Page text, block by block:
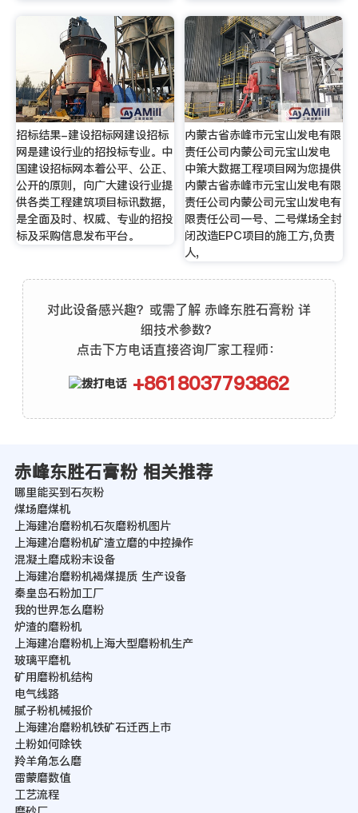
招标结果-建设招标网建设招标
网是建设行业的招投标专业。中
国建设招标网本着公平、公正、
公开的原则，向广大建设行业提
供各类工程建筑项目标讯数据，
是全面及时、权威、专业的招投
标及采购信息发布平台。
内蒙古省赤峰市元宝山发电有限
责任公司内蒙公司元宝山发电
中策大数据工程项目网为您提供
内蒙古省赤峰市元宝山发电有限
责任公司内蒙公司元宝山发电有
限责任公司一号、二号煤场全封
闭改造EPC项目的施工方,负责
人,
对此设备感兴趣？或需了解 赤峰东胜石膏粉 详
细技术参数？
点击下方电话直接咨询厂家工程师：
+8618037793862
赤峰东胜石膏粉 相关推荐
哪里能买到石灰粉
煤场磨煤机
上海建冶磨粉机石灰磨粉机图片
上海建冶磨粉机矿渣立磨的中控操作
混凝土磨成粉末设备
上海建冶磨粉机褐煤提质 生产设备
秦皇岛石粉加工厂
我的世界怎么磨粉
炉渣的磨粉机
上海建冶磨粉机上海大型磨粉机生产
玻璃平磨机
矿用磨粉机结构
电气线路
腻子粉机械报价
上海建冶磨粉机铁矿石迁西上市
土粉如何除铁
羚羊角怎么磨
雷蒙磨数值
工艺流程